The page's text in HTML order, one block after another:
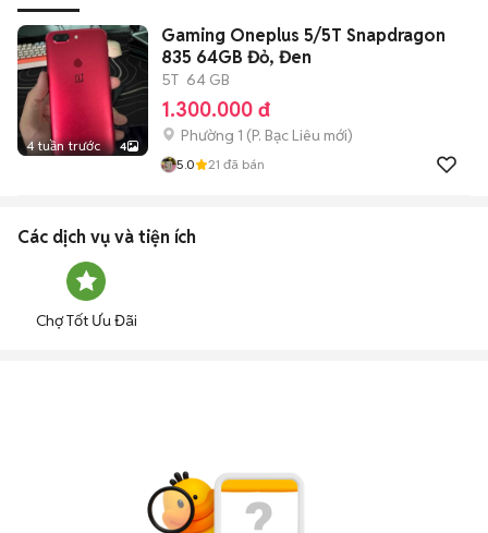
4 tuần trước 4
Gaming Oneplus 5/5T Snapdragon
835 64GB Đỏ, Đen
5T 64 GB
1.300.000 đ
Phường 1 (P. Bạc Liêu mới)
5.0 21 đã bán
Các dịch vụ và tiện ích
Chợ Tốt Ưu Đãi